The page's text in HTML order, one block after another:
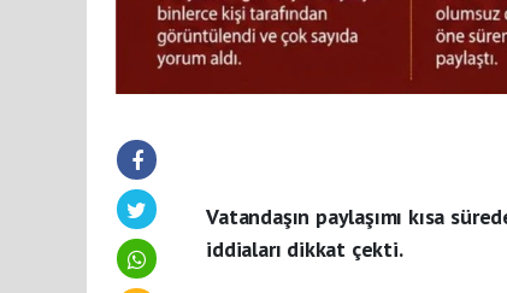
Vatandaşın paylaşımı kısa
iddiaları dikkat çekti.